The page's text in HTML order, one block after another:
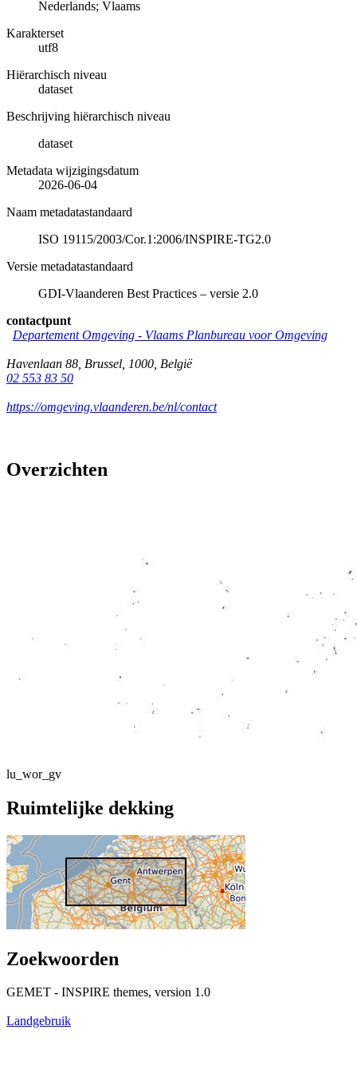
Nederlands; Vlaams
Karakterset
utf8
Hiërarchisch niveau
dataset
Beschrijving hiërarchisch niveau
dataset
Metadata wijzigingsdatum
2026-06-04
Naam metadatastandaard
ISO 19115/2003/Cor.1:2006/INSPIRE-TG2.0
Versie metadatastandaard
GDI-Vlaanderen Best Practices – versie 2.0
contactpunt
Departement Omgeving - Vlaams Planbureau voor Omgeving
Havenlaan 88 Brussel 1000 België
02 553 83 50
https://omgeving.vlaanderen.be/nl/contact
Overzichten
lu_wor_gv
Ruimtelijke dekking
Zoekwoorden
GEMET - INSPIRE themes, version 1.0
Landgebruik